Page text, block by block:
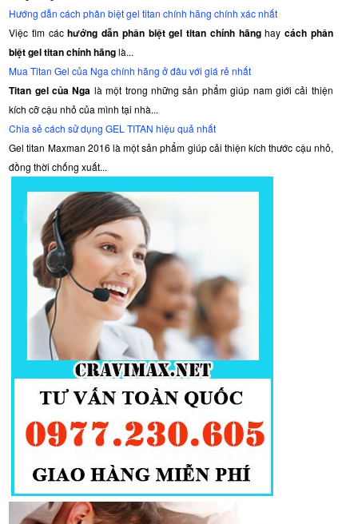
Hướng dẫn cách phân biệt gel titan chính hãng chính xác nhất
Việc tìm cáchướng dẫn phân biệt gel titan chính hãnghay cách phân
biệt gel titan chính hãnglà...
Mua Titan Gel của Nga chính hãng ở đâu với giá rẻ nhất
Titan gel của Nga là một trong những sản phẩm giúp nam giới cải thiện
kích cỡ cậu nhỏ của mình tại nhà...
Chia sẻ cách sử dụng GEL TITAN hiệu quả nhất
Gel titan Maxman 2016 là một sản phẩm giúp cải thiện kích thước cậu nhỏ,
đồng thời chống xuất...